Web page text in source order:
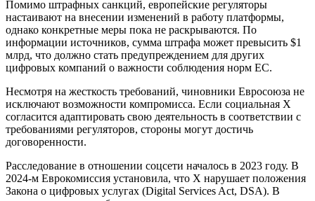
Помимо штрафных санкций, европейские регуляторы
настаивают на внесении изменений в работу платформы,
однако конкретные меры пока не раскрываются. По
информации источников, сумма штрафа может превысить $1
млрд, что должно стать предупреждением для других
цифровых компаний о важности соблюдения норм ЕС.
Несмотря на жесткость требований, чиновники Евросоюза не
исключают возможности компромисса. Если социальная X
согласится адаптировать свою деятельность в соответствии с
требованиями регуляторов, стороны могут достичь
договоренности.
Расследование в отношении соцсети началось в 2023 году. В
2024-м Еврокомиссия установила, что X нарушает положения
Закона о цифровых услугах (Digital Services Act, DSA). В